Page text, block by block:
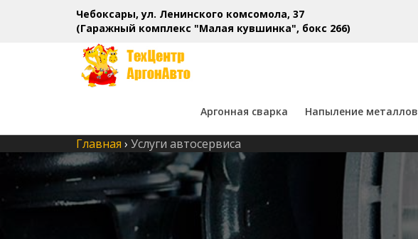
Чебоксары, ул. Ленинского комсомола, 37
(Гаражный комплекс "Малая кувшинка", бокс 266)
Аргонная сварка Напыление металлов
Главная › Услуги автосервиса